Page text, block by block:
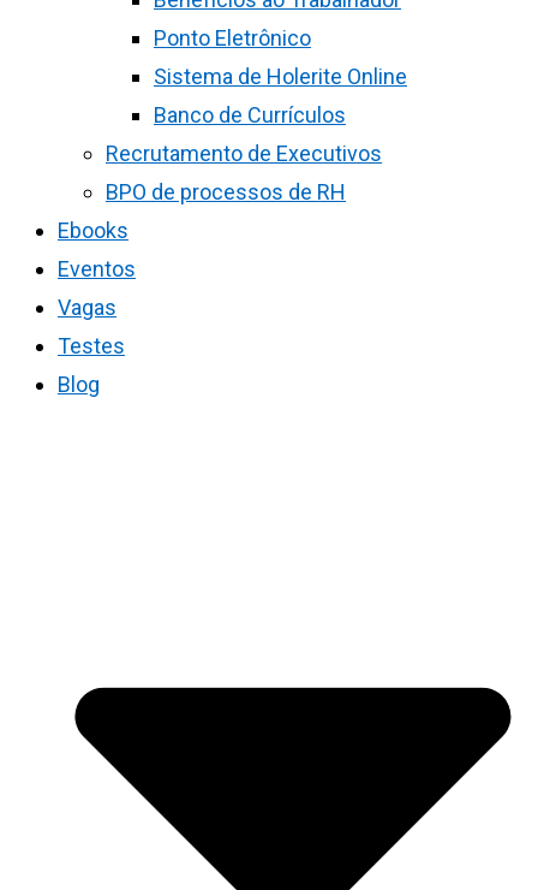
Ponto Eletrônico
Sistema de Holerite Online
Banco de Currículos
Recrutamento de Executivos
BPO de processos de RH
Ebooks
Eventos
Vagas
Testes
Blog